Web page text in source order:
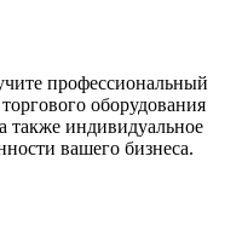
профессиональный
оборудования
также индивидуальное
вашего бизнеса.